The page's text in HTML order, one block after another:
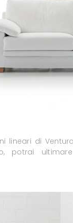
lineari di
potrai